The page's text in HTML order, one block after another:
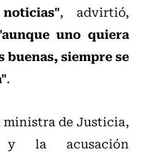
, advirtió,
uno quiera
buenas, siempre se
.
ministra de Justicia,
la acusación